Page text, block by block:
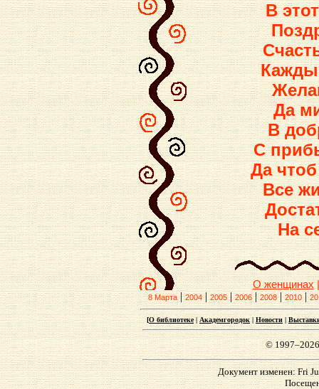
В
Да
В
С
Да
Все
На
О женщинах
8 Марта|2004|2005|2006|2008|2010|
[О библиотеке|Академгородок|Новости |
©
Документ изменен: Fri